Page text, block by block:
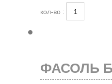
кол-во :
ФАСОЛЬ